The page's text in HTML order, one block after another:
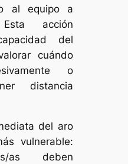
al equipo a
Esta acción
del
cuándo
o
distancia
del aro
vulnerable:
as deben